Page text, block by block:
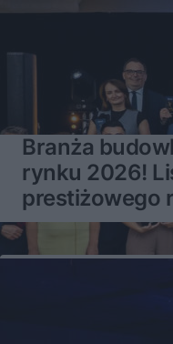
Branża
rynku 2026!
prestiżowego